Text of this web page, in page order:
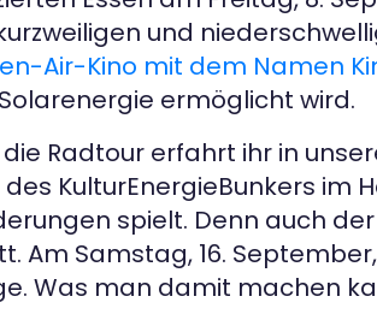
und
Air-Kino mit dem Namen
ermöglicht wird.
Radtour erfahrt ihr in
KulturEnergieBunkers im
spielt. Denn auch
Am Samstag, 16.
Was man damit machen